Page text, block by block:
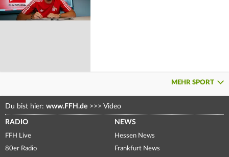
MEHR SPORT
Du bist hier: www.FFH.de >>> Video
RADIO
FFH Live
80er Radio
NEWS
Hessen News
Frankfurt News